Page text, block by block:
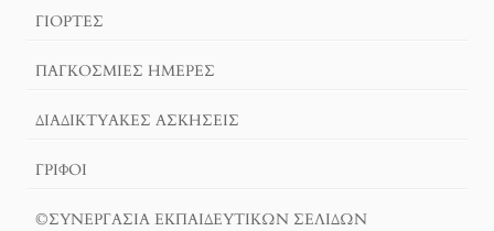
ΓΙΟΡΤΈΣ
ΠΑΓΚΟΣΜΙΕΣ ΗΜΕΡΕΣ
ΔΙΑΔΙΚΤΥΑΚΈΣ ΑΣΚΉΣΕΙΣ
ΓΡΙΦΟΙ
©ΣΥΝΕΡΓΑΣΙΑ ΕΚΠΑΙΔΕΥΤΙΚΩΝ ΣΕΛΙΔΩΝ